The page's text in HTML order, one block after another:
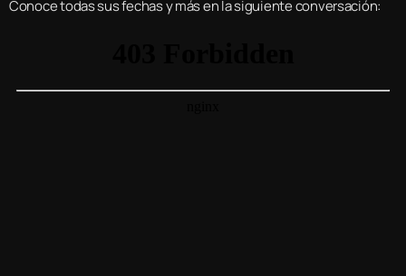
Conoce todas sus fechas y más en la siguiente conversación: